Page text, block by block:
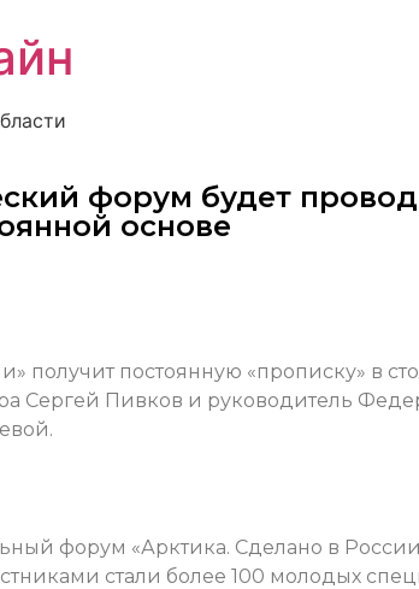
форум будет
основе
получит постоянную «прописку» в
Сергей Пивков и руководитель
форум «Арктика. Сделано в
стали более 100 молодых